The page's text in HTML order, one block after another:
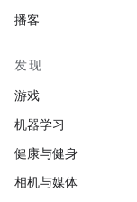
播客
发现
游戏
机器学习
健康与健身
相机与媒体